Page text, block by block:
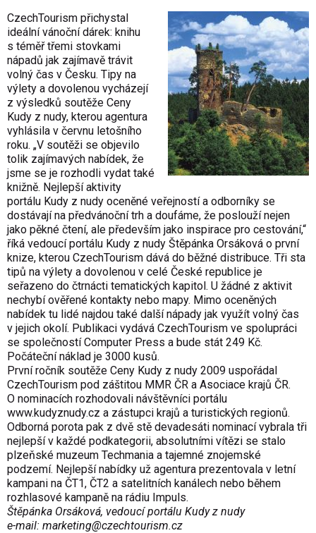
CzechTourism přichystal
ideální vánoční dárek: knihu
s téměř třemi stovkami
nápadů jak zajímavě trávit
volný čas v Česku. Tipy na
výlety a dovolenou vycházejí
z výsledků soutěže Ceny
Kudy z nudy, kterou agentura
vyhlásila v červnu letošního
roku. „V soutěži se objevilo
tolik zajímavých nabídek, že
jsme se je rozhodli vydat také
knižně. Nejlepší aktivity
portálu Kudy z nudy oceněné veřejností a odborníky se
dostávají na předvánoční trh a doufáme, že poslouží nejen
jako pěkné čtení, ale především jako inspirace pro cestování,“
říká vedoucí portálu Kudy z nudy Štěpánka Orsáková o první
knize, kterou CzechTourism dává do běžné distribuce. Tři sta
tipů na výlety a dovolenou v celé České republice je
seřazeno do čtrnácti tematických kapitol. U žádné z aktivit
nechybí ověřené kontakty nebo mapy. Mimo oceněných
nabídek tu lidé najdou také další nápady jak využít volný čas
v jejich okolí. Publikaci vydává CzechTourism ve spolupráci
se společností Computer Press a bude stát 249 Kč.
Počáteční náklad je 3000 kusů.
První ročník soutěže Ceny Kudy z nudy 2009 uspořádal
CzechTourism pod záštitou MMR ČR a Asociace krajů ČR.
O nominacích rozhodovali návštěvníci portálu
www.kudyznudy.cz a zástupci krajů a turistických regionů.
Odborná porota pak z dvě stě devadesáti nominací vybrala tři
nejlepší v každé podkategorii, absolutními vítězi se stalo
plzeňské muzeum Techmania a tajemné znojemské
podzemí. Nejlepší nabídky už agentura prezentovala v letní
kampani na ČT1, ČT2 a satelitních kanálech nebo během
rozhlasové kampaně na rádiu Impuls.
Štěpánka Orsáková, vedoucí portálu Kudy z nudy
e-mail: marketing@czechtourism.cz